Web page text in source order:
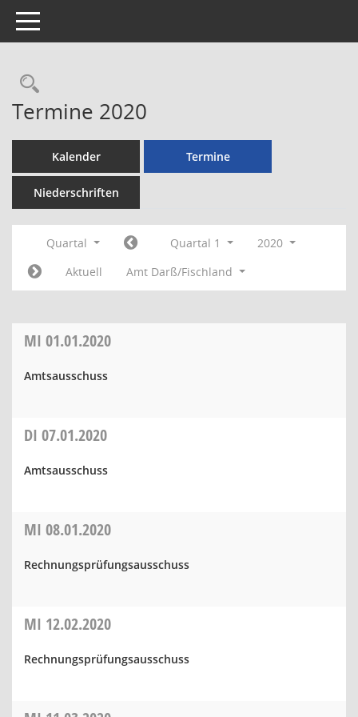
Toggle navigation
Rechercheauswahl
Termine 2020
Kalender Termine
Niederschriften
Quartal Quartal 1
2020
Aktuell
Amt Darß/Fischland
MI 01.01.2020
Amtsausschuss
DI 07.01.2020
Amtsausschuss
MI 08.01.2020
Rechnungsprüfungsausschuss
MI 12.02.2020
Rechnungsprüfungsausschuss